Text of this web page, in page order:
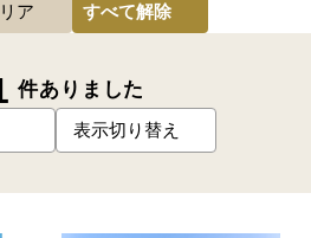
ア
すべて解除
件ありました
表示切り替え